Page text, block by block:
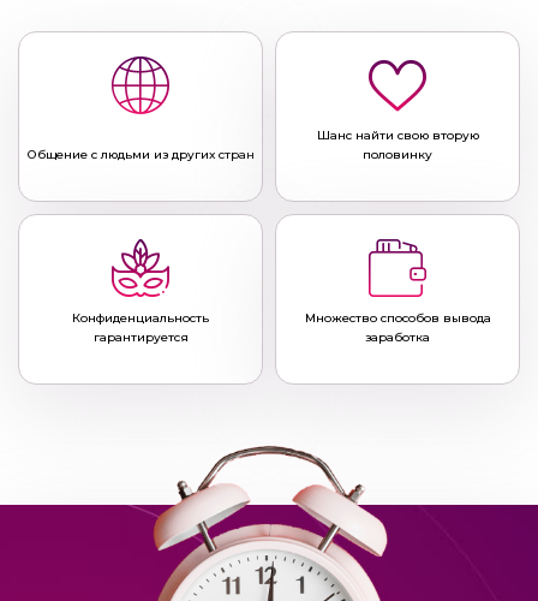
Общение с людьми из других стран
Шанс найти свою вторую
половинку
Конфиденциальность
гарантируется
Множество способов вывода
заработка